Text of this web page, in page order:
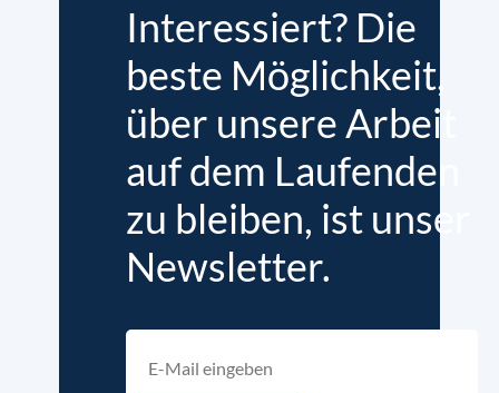
Interessiert? Die
beste Möglichkeit,
über unsere Arbeit
auf dem Laufenden
zu bleiben, ist unser
Newsletter.